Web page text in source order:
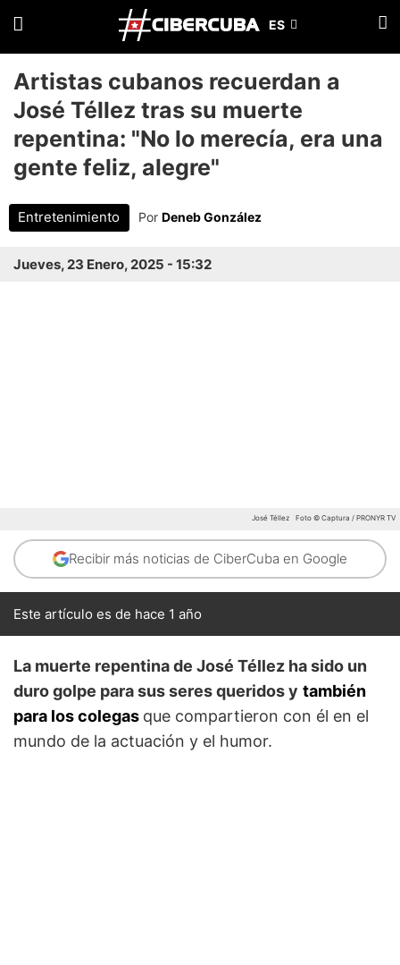
Artistas cubanos recuerdan a
José Téllez tras su muerte
repentina: "No lo merecía, era una
gente feliz, alegre"
Entretenimiento Por Deneb González
Jueves, 23 Enero, 2025 - 15:32
José Téllez Foto © Captura / PRONYR TV
Recibir más noticias de CiberCuba en Google
Este artículo es de hace 1 año
La muerte repentina de José Téllez ha sido un
duro golpe para sus seres queridos y también
para los colegas que compartieron con él en el
mundo de la actuación y el humor.